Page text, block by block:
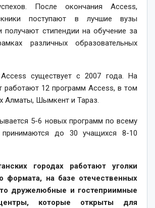
После окончания Access,
поступают в лучшие вузы
получают стипендии на обучение за
различных образовательных
существует с 2007 года. На
работают 12 программ Access, в том
Алматы, Шымкент и Тараз.
5-6 новых программ по всему
принимаются до 30 учащихся 8-10
городах работают уголки
формата, на базе отечественных
дружелюбные и гостеприимные
которые открыты для